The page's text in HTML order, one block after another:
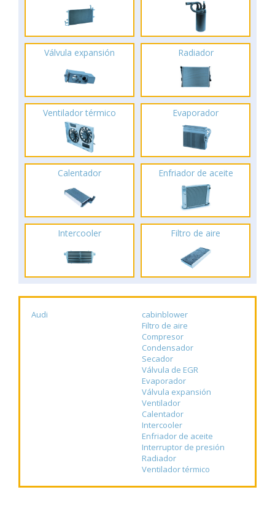
Válvula expansión Radiador
Ventilador térmico Evaporador
Calentador Enfriador de aceite
Intercooler Filtro de aire
Audi
cabinblower
Filtro de aire
Compresor
Condensador
Secador
Válvula de EGR
Evaporador
Válvula expansión
Ventilador
Calentador
Intercooler
Enfriador de aceite
Interruptor de presión
Radiador
Ventilador térmico